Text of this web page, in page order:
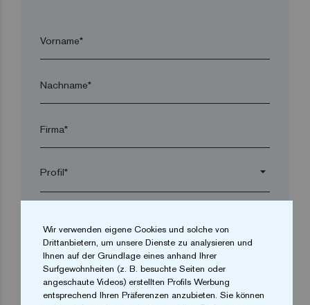
Vorname*
Nachname*
Firma*
arrow_drop_down
Postleitzahl*
Wir verwenden eigene Cookies und solche von
Drittanbietern, um unsere Dienste zu analysieren und
Ihnen auf der Grundlage eines anhand Ihrer
Surfgewohnheiten (z. B. besuchte Seiten oder
angeschaute Videos) erstellten Profils Werbung
entsprechend Ihren Präferenzen anzubieten. Sie können